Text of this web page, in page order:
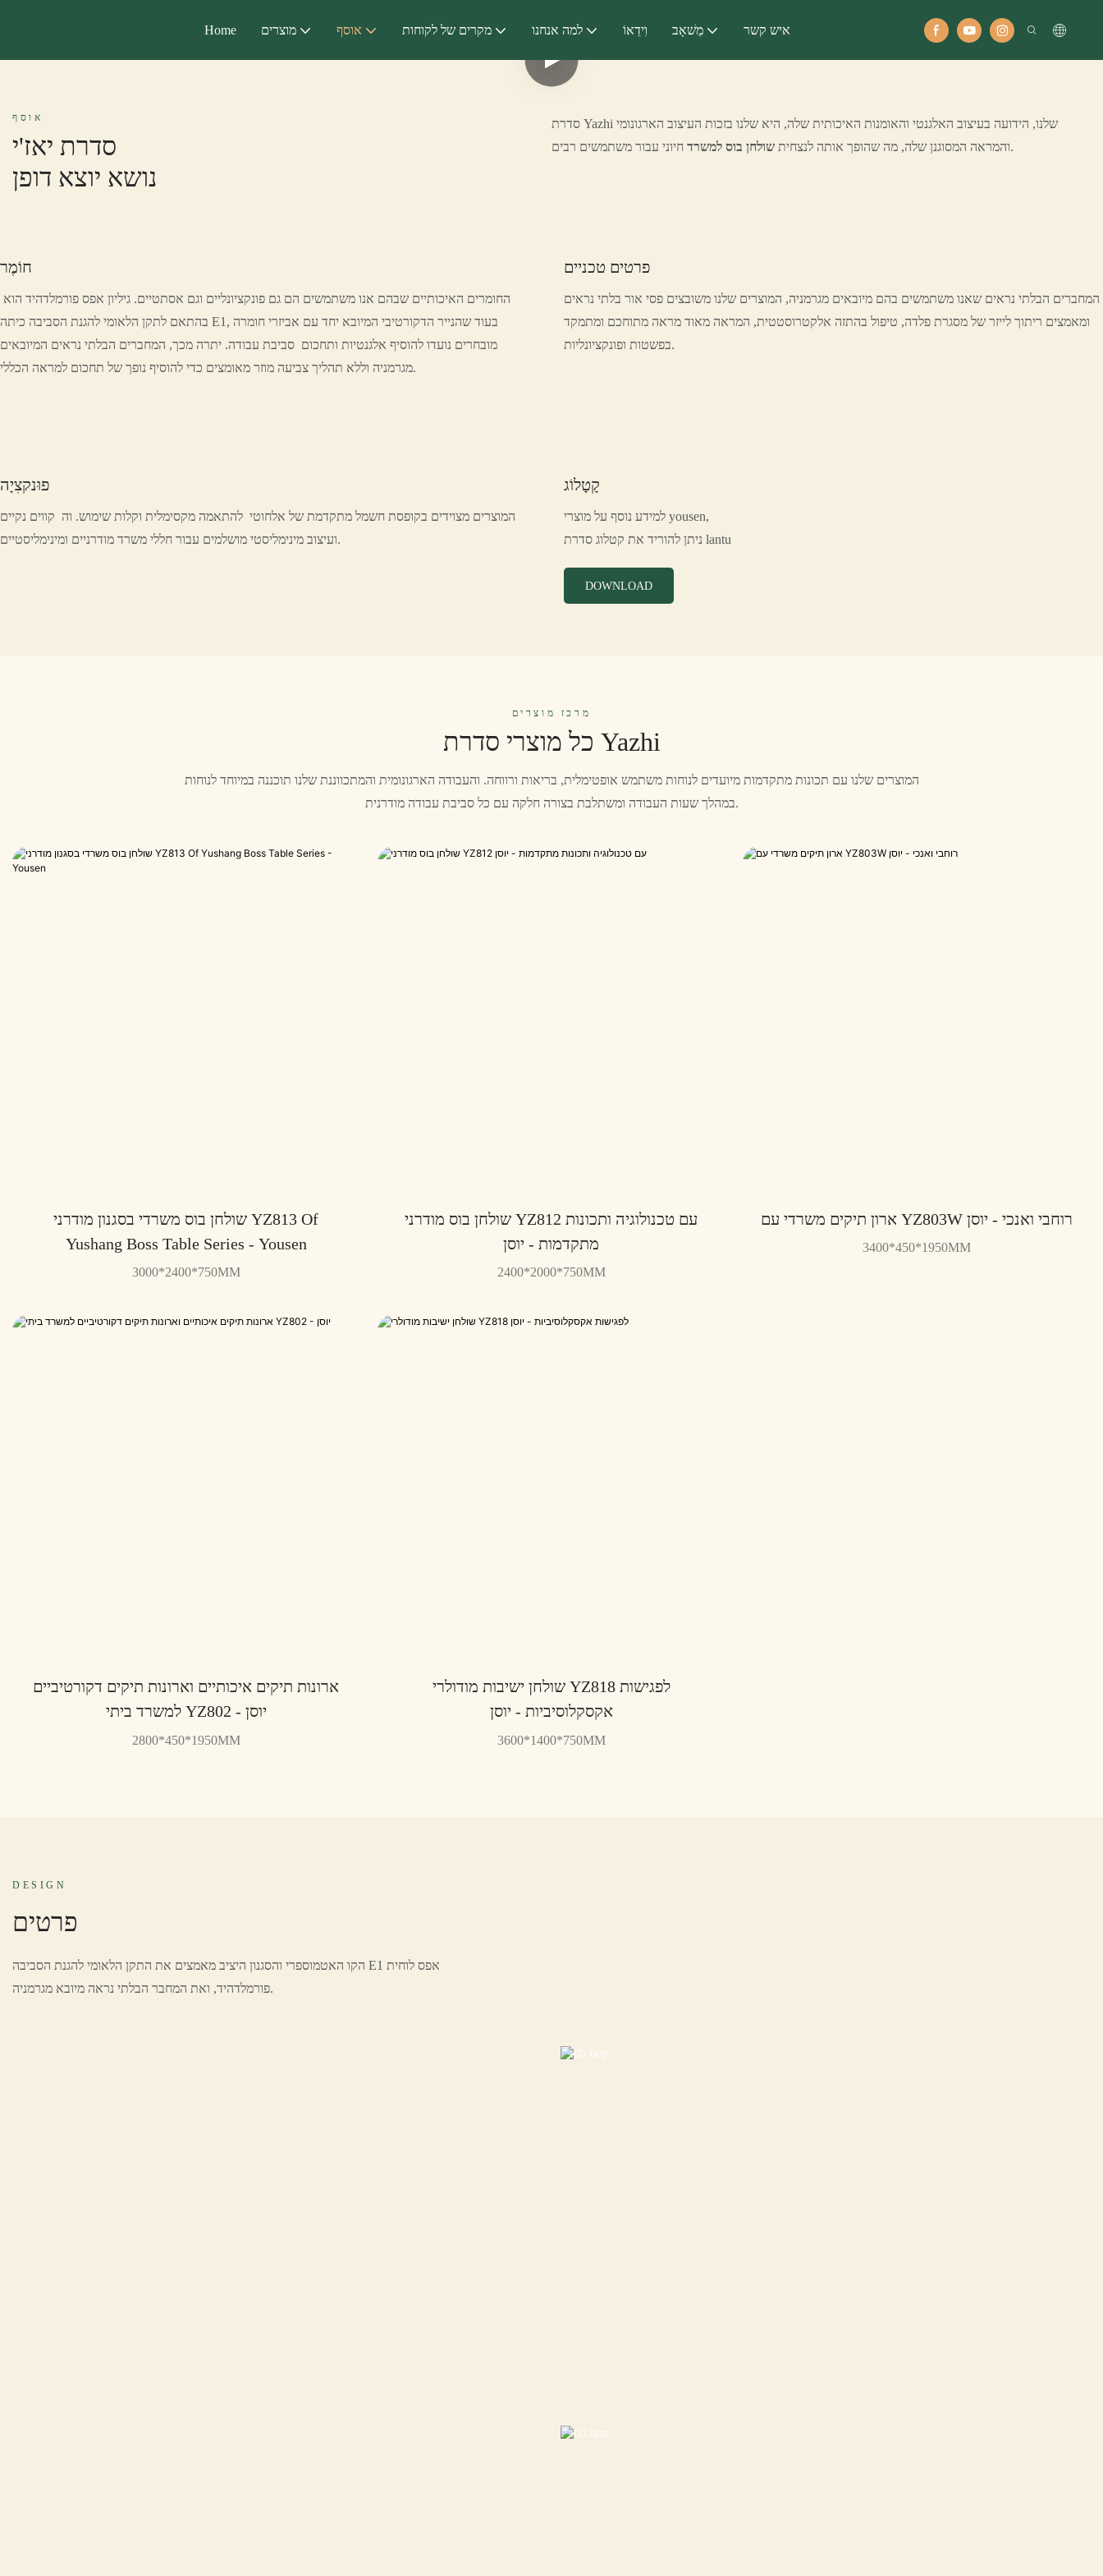
Home מוצרים אוסף מקרים של לקוחות למה אנחנו וִידֵאוֹ מַשׁאָב איש קשר
אוסף
סדרת יאז'י
נושא יוצא דופן
סדרת Yazhi שלנו, הידועה בעיצוב האלגנטי והאומנות האיכותית שלה, היא שלנו בזכות העיצוב הארגונומי
והמראה המסוגנן שלה, מה שהופך אותה לנצחית שולחן בוס למשרד חיוני עבור משתמשים רבים.
חוֹמֶר
החומרים האיכותיים שבהם אנו משתמשים הם גם פונקציונליים וגם אסתטיים. גיליון אפס פורמלדהיד הוא
בהתאם לתקן הלאומי להגנת הסביבה כיתה E1, בעוד שהנייר הדקורטיבי המיובא יחד עם אביזרי חומרה
מובחרים נועדו להוסיף אלגנטיות ותחכום סביבת עבודה. יתרה מכך, המחברים הבלתי נראים המיובאים
מגרמניה וללא תהליך צביעה מוזר מאומצים כדי להוסיף נופך של תחכום למראה הכללי.
פרטים טכניים
המחברים הבלתי נראים שאנו משתמשים בהם מיובאים מגרמניה, המוצרים שלנו משובצים פסי אור בלתי נראים
ומאמצים ריתוך לייזר של מסגרת פלדה, טיפול בהתזה אלקטרוסטטית, המראה מאוד מראה מתוחכם ומתמקד
בפשטות ופונקציונליות.
פוּנקצִיָה
המוצרים מצוידים בקופסת חשמל מתקדמת של אלחוטי להתאמה מקסימלית וקלות שימוש. וה קווים נקיים
ועיצוב מינימליסטי מושלמים עבור חללי משרד מודרניים ומינימליסטיים.
קָטָלוֹג
למידע נוסף על מוצרי yousen,
ניתן להוריד את קטלוג סדרת lantu
DOWNLOAD
מרכז מוצרים
כל מוצרי סדרת Yazhi
המוצרים שלנו עם תכונות מתקדמות מיועדים לנוחות משתמש אופטימלית, בריאות ורווחה. והעבודה הארגונומית והמתכווננת שלנו תוכננה במיוחד לנוחות
במהלך שעות העבודה ומשתלבת בצורה חלקה עם כל סביבת עבודה מודרנית.
שולחן בוס משרדי בסגנון מודרני YZ813 Of
Yushang Boss Table Series - Yousen
3000*2400*750MM
שולחן בוס מודרני YZ812 עם טכנולוגיה ותכונות
מתקדמות - יוסן
2400*2000*750MM
ארון תיקים משרדי עם YZ803W רוחבי ואנכי - יוסן
3400*450*1950MM
ארונות תיקים איכותיים וארונות תיקים דקורטיביים
למשרד ביתי YZ802 - יוסן
2800*450*1950MM
שולחן ישיבות מודולרי YZ818 לפגישות
אקסקלוסיביות - יוסן
3600*1400*750MM
DESIGN
פרטים
הקו האטמוספרי והסגנון היציב מאמצים את התקן הלאומי להגנת הסביבה E1 אפס לוחית
פורמלדהיד, ואת המחבר הבלתי נראה מיובא מגרמניה.